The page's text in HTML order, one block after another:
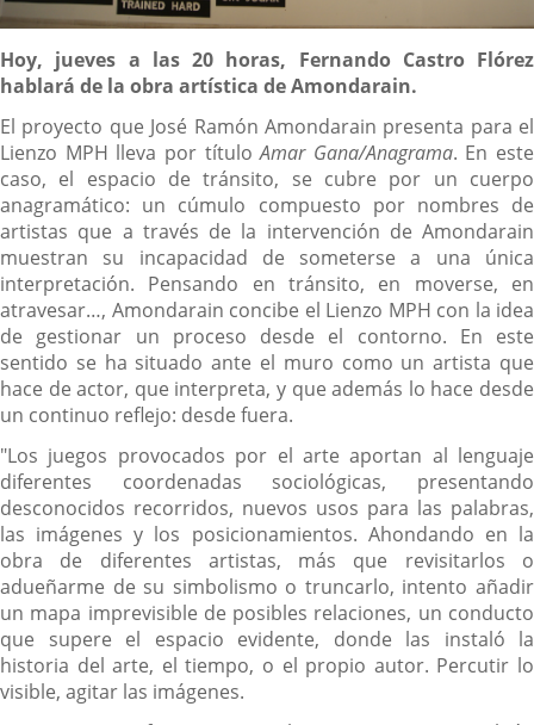
Descripción
Hoy, jueves a las 20 horas, Fernando Castro Flórez
hablará de la obra artística de Amondarain.
El proyecto que José Ramón Amondarain presenta para el
Lienzo MPH lleva por títuloAmar Gana/Anagrama. En este
caso, el espacio de tránsito, se cubre por un cuerpo
anagramático: un cúmulo compuesto por nombres de
artistas que a través de la intervención de Amondarain
muestran su incapacidad de someterse a una única
interpretación. Pensando en tránsito, en moverse, en
atravesar…, Amondarain concibe el Lienzo MPH con la idea
de gestionar un proceso desde el contorno. En este
sentido se ha situado ante el muro como un artista que
hace de actor, que interpreta, y que además lo hace desde
un continuo reflejo: desde fuera.
"Los juegos provocados por el arte aportan al lenguaje
diferentes coordenadas sociológicas, presentando
desconocidos recorridos, nuevos usos para las palabras,
las imágenes y los posicionamientos. Ahondando en la
obra de diferentes artistas, más que revisitarlos o
adueñarme de su simbolismo o truncarlo, intento añadir
un mapa imprevisible de posibles relaciones, un conducto
que supere el espacio evidente, donde las instaló la
historia del arte, el tiempo, o el propio autor. Percutir lo
visible, agitar las imágenes.